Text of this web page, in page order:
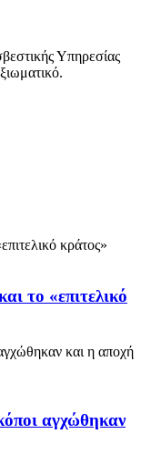
Υπηρεσίας
το «επιτελικό
αγχώθηκαν